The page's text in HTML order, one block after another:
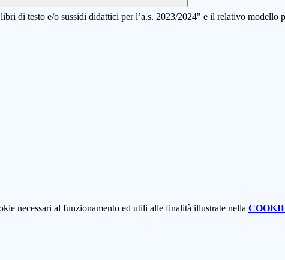
di testo e/o sussidi didattici per l’a.s. 2023/2024" e il relativo modello
necessari al funzionamento ed utili alle finalità illustrate nella